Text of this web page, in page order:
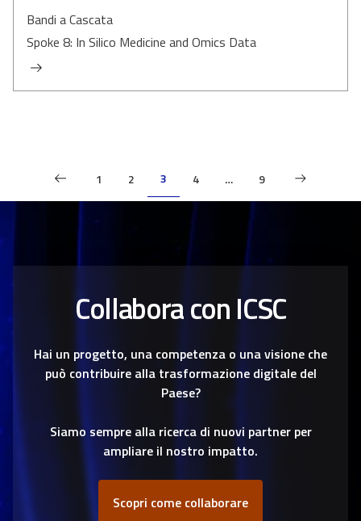
Bandi a Cascata
Spoke 8: In Silico Medicine and Omics Data
a
i
z
1 2 3 4 … 9
Collabora con ICSC
Hai un progetto, una competenza o una visione che
può contribuire alla trasformazione digitale del
Paese?
Siamo sempre alla ricerca di nuovi partner per
ampliare il nostro impatto.
Scopri come collaborare